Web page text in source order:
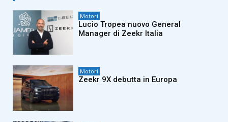
Motori
Lucio Tropea nuovo General
Manager di Zeekr Italia
Motori
Zeekr 9X debutta in Europa